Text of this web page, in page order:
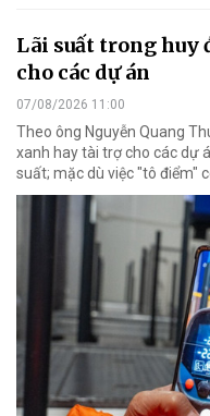
Lãi suất trong huy
cho các dự án
07/08/2026 11:00
Theo ông Nguyễn Quang
xanh hay tài trợ cho các dự
suất; mặc dù việc "tô điểm"